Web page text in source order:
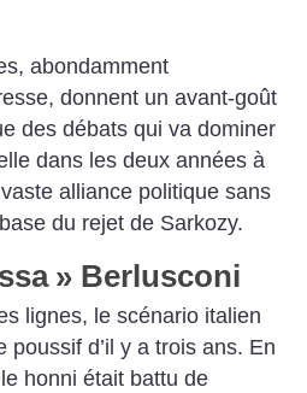
abondamment
donnent un avant-goût
des débats qui va dominer
dans les deux années à
alliance politique sans
du rejet de Sarkozy.
» Berlusconi
lignes, le scénario italien
poussif d’il y a trois ans. En
honni était battu de